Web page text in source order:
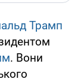
Трамп
. Вони